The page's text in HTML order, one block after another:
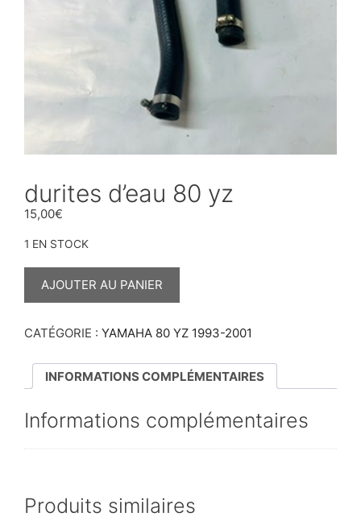
durites d’eau 80 yz
15,00€
1 EN STOCK
QUANTITÉ
YZ
AJOUTER AU PANIER
CATÉGORIE : YAMAHA 80 YZ 1993-2001
INFORMATIONS COMPLÉMENTAIRES
Informations complémentaires
Produits similaires